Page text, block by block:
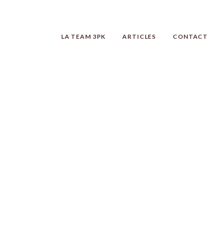
LA TEAM 3PK ARTICLES CONTACT